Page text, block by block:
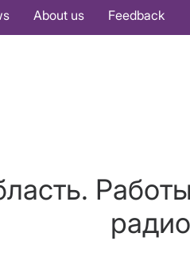
About us Feedback